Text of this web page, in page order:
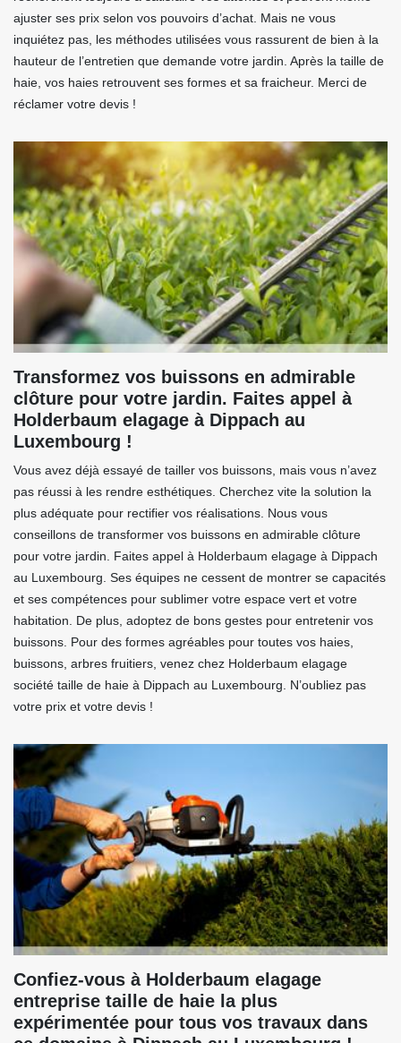
ajuster ses prix selon vos pouvoirs d’achat. Mais ne vous
inquiétez pas, les méthodes utilisées vous rassurent de bien à la
hauteur de l’entretien que demande votre jardin. Après la taille de
haie, vos haies retrouvent ses formes et sa fraicheur. Merci de
réclamer votre devis !
Transformez vos buissons en admirable
clôture pour votre jardin. Faites appel à
Holderbaum elagage à Dippach au
Luxembourg !
Vous avez déjà essayé de tailler vos buissons, mais vous n’avez
pas réussi à les rendre esthétiques. Cherchez vite la solution la
plus adéquate pour rectifier vos réalisations. Nous vous
conseillons de transformer vos buissons en admirable clôture
pour votre jardin. Faites appel à Holderbaum elagage à Dippach
au Luxembourg. Ses équipes ne cessent de montrer se capacités
et ses compétences pour sublimer votre espace vert et votre
habitation. De plus, adoptez de bons gestes pour entretenir vos
buissons. Pour des formes agréables pour toutes vos haies,
buissons, arbres fruitiers, venez chez Holderbaum elagage
société taille de haie à Dippach au Luxembourg. N’oubliez pas
votre prix et votre devis !
Confiez-vous à Holderbaum elagage
entreprise taille de haie la plus
expérimentée pour tous vos travaux dans